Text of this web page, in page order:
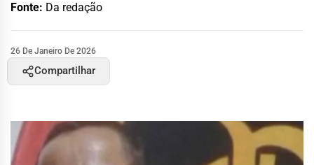
Fonte: Da redação
26 De Janeiro De 2026
Compartilhar